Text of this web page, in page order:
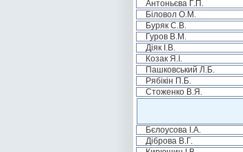
Антоньєва Г.П.
Біловол О.М.
Буряк С.В.
Гуров В.М.
Діяк І.В.
Козак Я.І.
Пашковський Л.Б.
Рябікін П.Б.
Стоженко В.Я.
Бєлоусова І.А.
Діброва В.Г.